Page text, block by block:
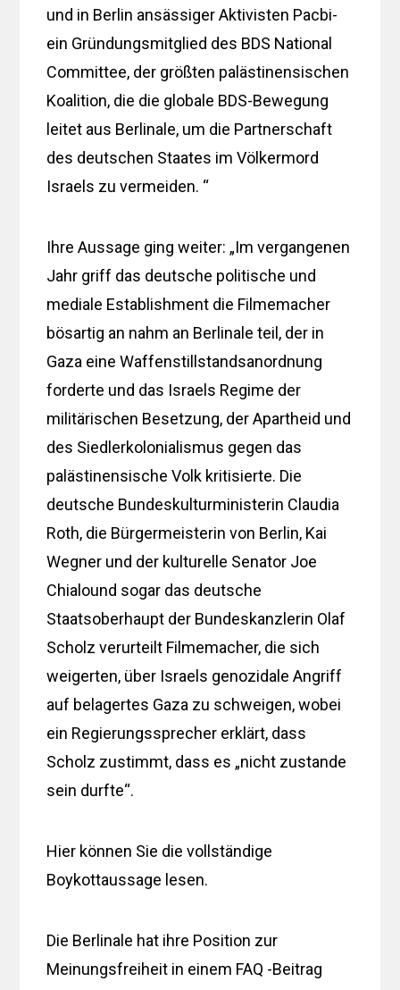
und in Berlin ansässiger Aktivisten Pacbi-
ein Gründungsmitglied des BDS National
Committee, der größten palästinensischen
Koalition, die die globale BDS-Bewegung
leitet aus Berlinale, um die Partnerschaft
des deutschen Staates im Völkermord
Israels zu vermeiden. “
Ihre Aussage ging weiter: „Im vergangenen
Jahr griff das deutsche politische und
mediale Establishment die Filmemacher
bösartig an nahm an Berlinale teil, der in
Gaza eine Waffenstillstandsanordnung
forderte und das Israels Regime der
militärischen Besetzung, der Apartheid und
des Siedlerkolonialismus gegen das
palästinensische Volk kritisierte. Die
deutsche Bundeskulturministerin Claudia
Roth, die Bürgermeisterin von Berlin, Kai
Wegner und der kulturelle Senator Joe
Chialound sogar das deutsche
Staatsoberhaupt der Bundeskanzlerin Olaf
Scholz verurteilt Filmemacher, die sich
weigerten, über Israels genozidale Angriff
auf belagertes Gaza zu schweigen, wobei
ein Regierungssprecher erklärt, dass
Scholz zustimmt, dass es „nicht zustande
sein durfte“.
Hier können Sie die vollständige
Boykottaussage lesen.
Die Berlinale hat ihre Position zur
Meinungsfreiheit in einem FAQ -Beitrag